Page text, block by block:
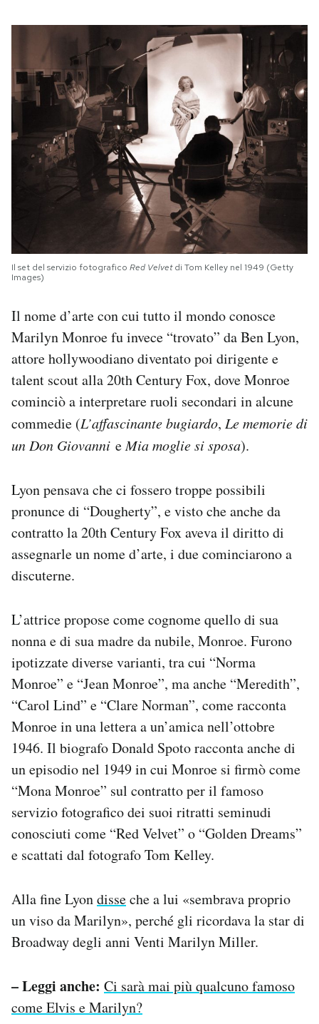
Il set del servizio fotografico Red Velvetdi Tom Kelley nel 1949 (Getty
Images)
Il nome d’arte con cui tutto il mondo conosce
Marilyn Monroe fu invece “trovato” da Ben Lyon,
attore hollywoodiano diventato poi dirigente e
talent scout alla 20th Century Fox, dove Monroe
cominciò a interpretare ruoli secondari in alcune
commedie (L’affascinante bugiardo, Le memorie di
un Don Giovanni eMia moglie si sposa).
Lyon pensava che ci fossero troppe possibili
pronunce di “Dougherty”, e visto che anche da
contratto la 20th Century Fox aveva il diritto di
assegnarle un nome d’arte, i due cominciarono a
discuterne.
L’attrice propose come cognome quello di sua
nonna e di sua madre da nubile, Monroe. Furono
ipotizzate diverse varianti, tra cui “Norma
Monroe” e “Jean Monroe”, ma anche “Meredith”,
“Carol Lind” e “Clare Norman”, come racconta
Monroe in una lettera a un’amica nell’ottobre
1946. Il biografo Donald Spoto racconta anche di
un episodio nel 1949 in cui Monroe si firmò come
“Mona Monroe” sul contratto per il famoso
servizio fotografico dei suoi ritratti seminudi
conosciuti come “Red Velvet” o “Golden Dreams”
e scattati dal fotografo Tom Kelley.
Alla fine Lyondisseche a lui «sembrava proprio
un viso da Marilyn», perché gli ricordava la star di
Broadway degli anni Venti Marilyn Miller.
– Leggi anche: Ci sarà mai più qualcuno famoso
come Elvis e Marilyn?